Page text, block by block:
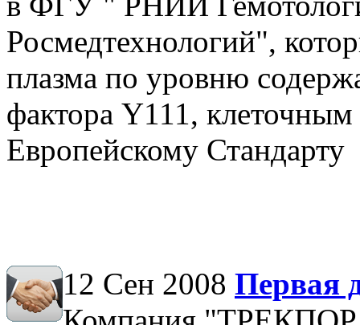
Росмедтехнологий",
плазма по уровню
фактора Y111, клеточным
Европейскому Стандарту
12 Сен 2008 Первая